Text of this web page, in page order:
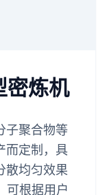
密炼机
子聚合物等
而定制，具
散均匀效果
可根据用户